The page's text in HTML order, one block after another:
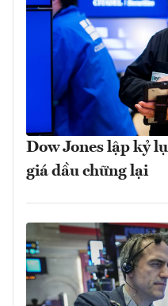
Dow Jones lập kỷ
giá dầu chững lại